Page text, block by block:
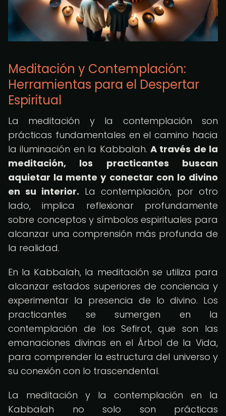
Meditación y Contemplación:
Herramientas para el Despertar
Espiritual
La meditación y la contemplación son
prácticas fundamentales en el camino hacia
la iluminación en la Kabbalah. A través de la
meditación, los practicantes buscan
aquietar la mente y conectar con lo divino
en su interior. La contemplación, por otro
lado, implica reflexionar profundamente
sobre conceptos y símbolos espirituales para
alcanzar una comprensión más profunda de
la realidad.
En la Kabbalah, la meditación se utiliza para
alcanzar estados superiores de conciencia y
experimentar la presencia de lo divino. Los
practicantes se sumergen en la
contemplación de los Sefirot, que son las
emanaciones divinas en el Árbol de la Vida,
para comprender la estructura del universo y
su conexión con lo trascendental.
La meditación y la contemplación en la
Kabbalah no solo son prácticas